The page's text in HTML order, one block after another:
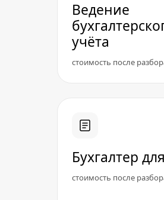
Ведение
учёта
стоимость после
Бухгалтер
стоимость после